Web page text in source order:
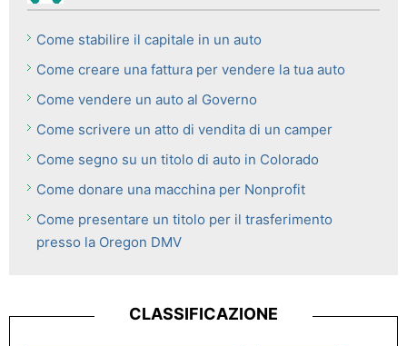
Come stabilire il capitale in un auto
Come creare una fattura per vendere la tua auto
Come vendere un auto al Governo
Come scrivere un atto di vendita di un camper
Come segno su un titolo di auto in Colorado
Come donare una macchina per Nonprofit
Come presentare un titolo per il trasferimento
presso la Oregon DMV
CLASSIFICAZIONE